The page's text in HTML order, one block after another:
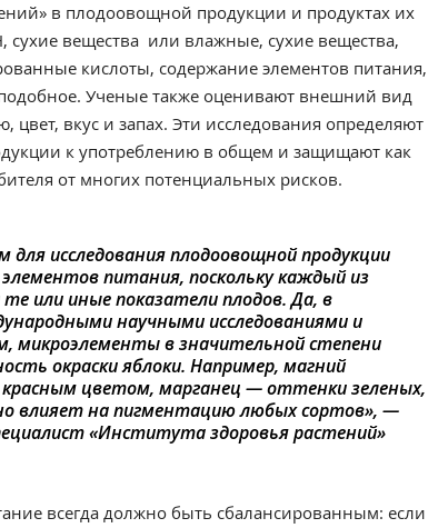
в плодоовощной продукции и продуктах их
сухие вещества или влажные, сухие вещества,
кислоты, содержание элементов питания,
Ученые также оценивают внешний вид
цвет, вкус и запах. Эти исследования определяют
к употреблению в общем и защищают как
от многих потенциальных рисков.
исследования плодоовощной продукции
питания, поскольку каждый из
или иные показатели плодов. Да, в
научными исследованиями и
микроэлементы в значительной степени
окраски яблоки. Например, магний
цветом, марганец — оттенки зеленых,
влияет на пигментацию любых сортов», —
«Института здоровья растений»
всегда должно быть сбалансированным: если